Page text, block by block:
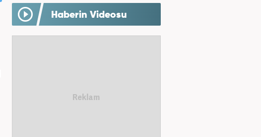
Haberin Videosu